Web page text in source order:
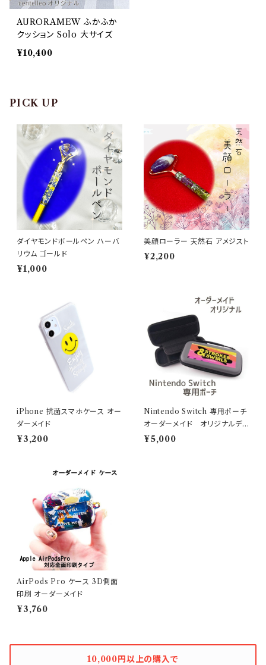
AURORAMEW ふかふか
クッション Solo 大サイズ
¥10,400
PICK UP
ダイヤモンドボールペン ハーバ
リウム ゴールド
¥1,000
美顔ローラー 天然石 アメジスト
¥2,200
iPhone 抗菌スマホケース オー
ダーメイド
¥3,200
Nintendo Switch 専用ポーチ
オーダーメイド オリジナルデ
ザイン
¥5,000
AirPods Pro ケース 3D側面
印刷 オーダーメイド
¥3,760
10,000円以上の購入で